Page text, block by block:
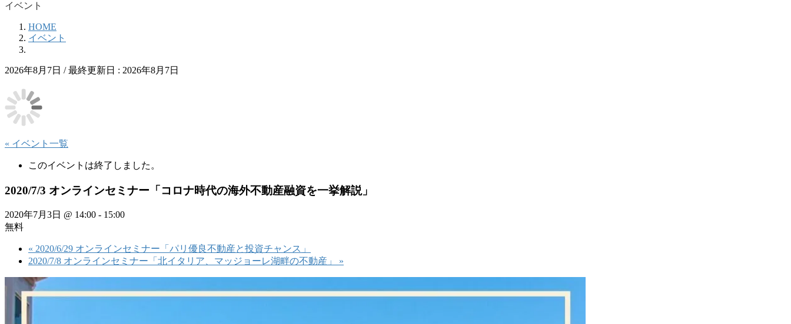
イベント
HOME
イベント
2026年8月7日 / 最終更新日 : 2026年8月7日
« イベント一覧
このイベントは終了しました。
2020/7/3 オンラインセミナー「コロナ時代の海外不動産融資を一挙解説」
2020年7月3日 @ 14:00 - 15:00
無料
« 2020/6/29 オンラインセミナー「パリ優良不動産と投資チャンス」
2020/7/8 オンラインセミナー「北イタリア、マッジョーレ湖畔の不動産」 »